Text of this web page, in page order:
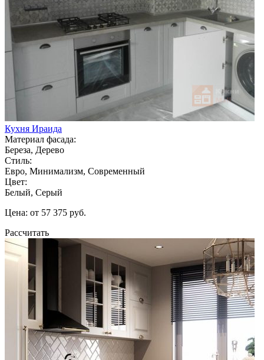
Кухня Ираида
Материал фасада:
Береза, Дерево
Стиль:
Евро, Минимализм, Современный
Цвет:
Белый, Серый
Цена: от 57 375 руб.
Рассчитать